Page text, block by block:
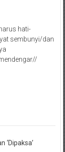
hati-
sembunyi/dan
‘Dipaksa’